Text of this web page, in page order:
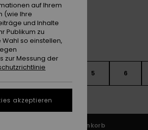
3 5 6
ansehen
In den Warenkorb
auf Ihrem
(wie Ihre
und Inhalte
Publikum zu
so einstellen,
zur Messung der
akzeptieren